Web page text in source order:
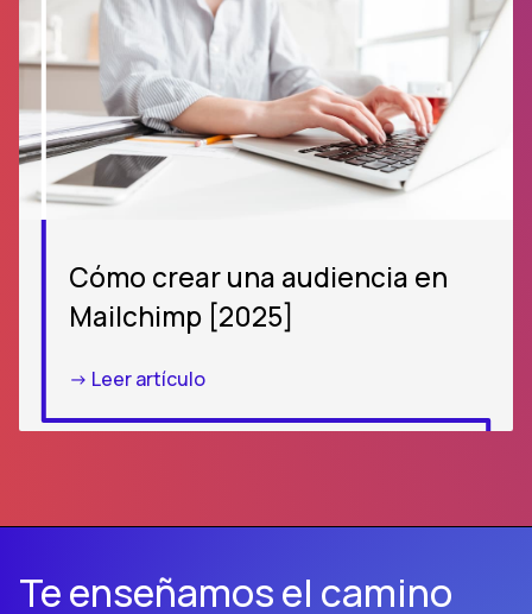
Cómo crear una audiencia en
Mailchimp [2025]
-> Leer artículo
Te enseñamos el camino